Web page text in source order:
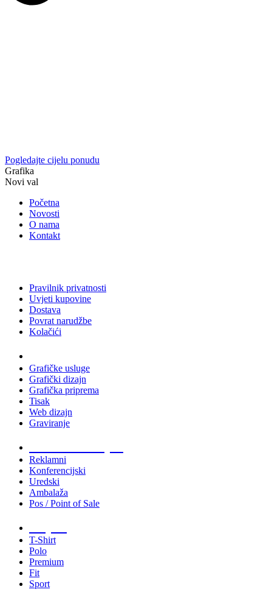
Pogledajte cijelu ponudu
Grafika
Novi val
Početna
Novosti
O nama
Kontakt
Pravilnik privatnosti
Uvjeti kupovine
Dostava
Povrat narudžbe
Kolačići
Grafičke usluge
Grafički dizajn
Grafička priprema
Tisak
Web dizajn
Graviranje
Reklamni
Konferencijski
Uredski
Ambalaža
Pos / Point of Sale
T-Shirt
Polo
Premium
Fit
Sport